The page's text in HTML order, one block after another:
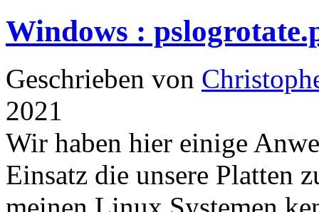
Windows :
Geschrieben von
2021
Wir haben hier einige
Einsatz die unsere Platten